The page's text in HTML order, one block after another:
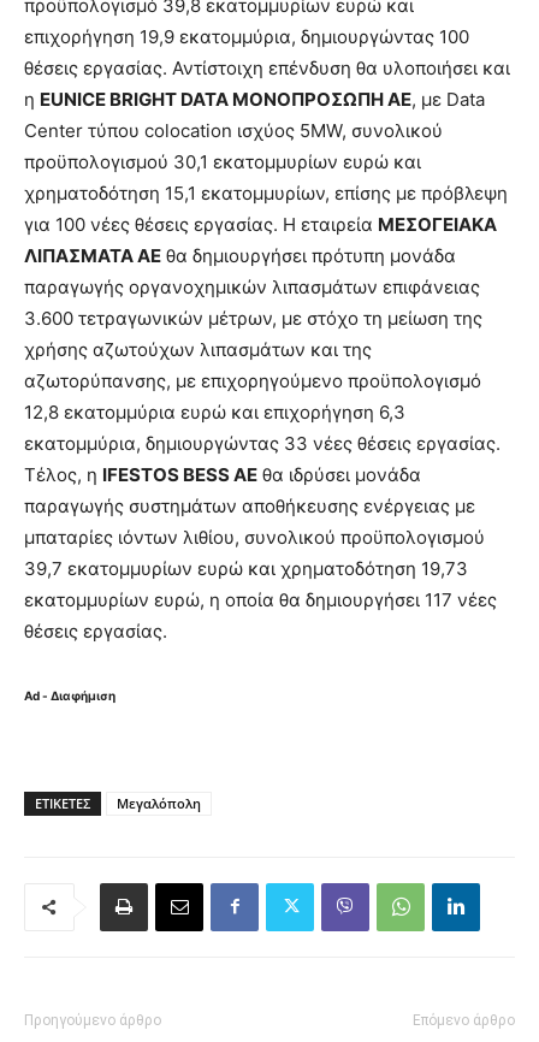
προϋπολογισμό 39,8 εκατομμυρίων ευρώ και
επιχορήγηση 19,9 εκατομμύρια, δημιουργώντας 100
θέσεις εργασίας. Αντίστοιχη επένδυση θα υλοποιήσει και
η EUNICE BRIGHT DATA ΜΟΝΟΠΡΟΣΩΠΗ ΑΕ, με Data
Center τύπου colocation ισχύος 5MW, συνολικού
προϋπολογισμού 30,1 εκατομμυρίων ευρώ και
χρηματοδότηση 15,1 εκατομμυρίων, επίσης με πρόβλεψη
για 100 νέες θέσεις εργασίας. Η εταιρεία ΜΕΣΟΓΕΙΑΚΑ
ΛΙΠΑΣΜΑΤΑ ΑΕ θα δημιουργήσει πρότυπη μονάδα
παραγωγής οργανοχημικών λιπασμάτων επιφάνειας
3.600 τετραγωνικών μέτρων, με στόχο τη μείωση της
χρήσης αζωτούχων λιπασμάτων και της
αζωτορύπανσης, με επιχορηγούμενο προϋπολογισμό
12,8 εκατομμύρια ευρώ και επιχορήγηση 6,3
εκατομμύρια, δημιουργώντας 33 νέες θέσεις εργασίας.
Τέλος, η IFESTOS BESS ΑΕ θα ιδρύσει μονάδα
παραγωγής συστημάτων αποθήκευσης ενέργειας με
μπαταρίες ιόντων λιθίου, συνολικού προϋπολογισμού
39,7 εκατομμυρίων ευρώ και χρηματοδότηση 19,73
εκατομμυρίων ευρώ, η οποία θα δημιουργήσει 117 νέες
θέσεις εργασίας.
Ad - Διαφήμιση
ΕΤΙΚΈΤΕΣ Μεγαλόπολη
Προηγούμενο άρθρο Επόμενο άρθρο